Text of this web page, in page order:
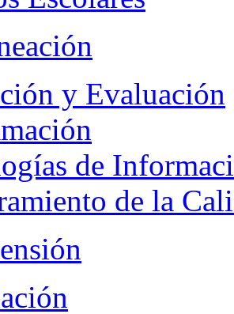
y Evaluación
de
de la